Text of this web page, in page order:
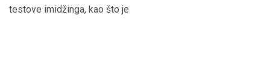
testove imidžinga, kao što je